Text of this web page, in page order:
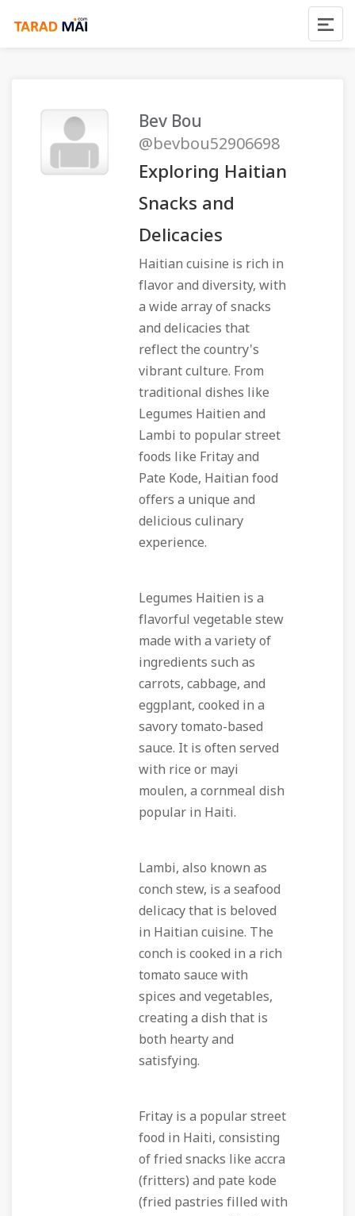
Bev Bou
@bevbou52906698
Exploring Haitian
Snacks and
Delicacies
Haitian cuisine is rich in
flavor and diversity, with
a wide array of snacks
and delicacies that
reflect the country's
vibrant culture. From
traditional dishes like
Legumes Haitien and
Lambi to popular street
foods like Fritay and
Pate Kode, Haitian food
offers a unique and
delicious culinary
experience.
Legumes Haitien is a
flavorful vegetable stew
made with a variety of
ingredients such as
carrots, cabbage, and
eggplant, cooked in a
savory tomato-based
sauce. It is often served
with rice or mayi
moulen, a cornmeal dish
popular in Haiti.
Lambi, also known as
conch stew, is a seafood
delicacy that is beloved
in Haitian cuisine. The
conch is cooked in a rich
tomato sauce with
spices and vegetables,
creating a dish that is
both hearty and
satisfying.
Fritay is a popular street
food in Haiti, consisting
of fried snacks like accra
(fritters) and pate kode
(fried pastries filled with